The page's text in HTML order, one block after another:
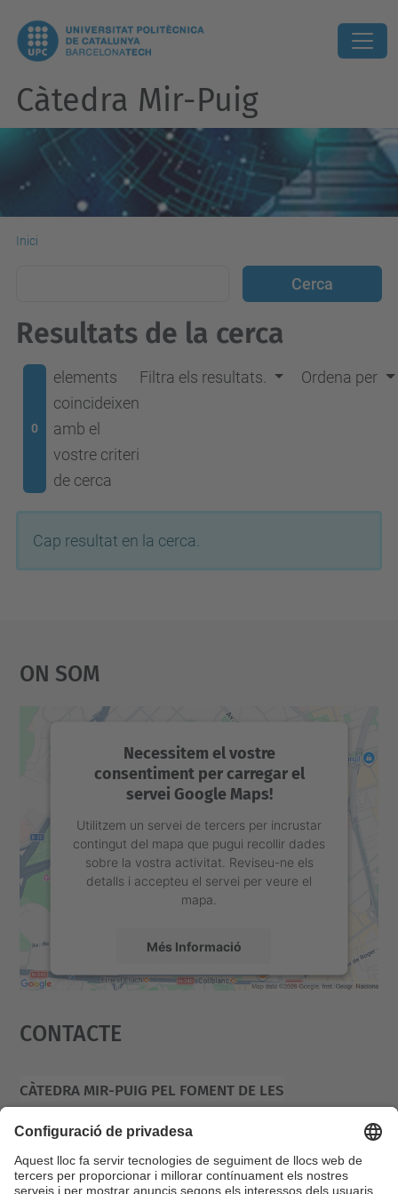
Càtedra Mir-Puig
Inici
Resultats de la cerca
0
elements
coincideixen
amb el
vostre criteri
de cerca
Filtra els resultats. Ordena per
Cap resultat en la cerca.
On Som
Necessitem el vostre
consentiment per carregar el
servei Google Maps!
Utilitzem un servei de tercers per incrustar
contingut del mapa que pugui recollir dades
sobre la vostra activitat. Reviseu-ne els
detalls i accepteu el servei per veure el
mapa.
Més Informació
powered by
Contacte
Càtedra Mir-Puig Pel Foment De Les
Matemàtiques I La Recerca Del Talent Jove
Campus Diagonal Sud, Edifici U.